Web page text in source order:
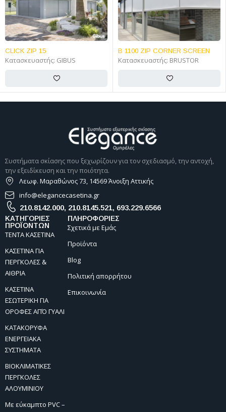
CLICK ZIP 15
Κατασκευαστής:GIBUS
B 1100 ZIP CORNER SCREEN
Κατασκευαστής:BRUSTOR
Συστήματα σκίασης που ξεχωρίζουν για τον σχεδιασμό, την αντοχή,
την εξειδίκευση και την ποιότητα.
ΚΑΤΗΓΟΡΙΕΣ
ΠΡΟΪΟΝΤΩΝ
ΤΕΝΤΑ ΚΑΣΕΤΙΝΑ
ΚΑΣΕΤΙΝΑ ΓΙΑ
ΠΕΡΓΚΟΛΕΣ &
ΑΙΘΡΙΑ
ΚΑΣΕΤΙΝΑ
ΕΣΩΤΕΡΙΚΗ ΓΙΑ
ΟΡΟΦΕΣ ΑΠΌ ΓΥΑΛΙ
ΚΑΤΑΚΟΡΥΦΑ
ΕΝΕΡΓΕΙΑΚΑ
ΣΥΣΤΗΜΑΤΑ
ΒΙΟΚΛΙΜΑΤΙΚΕΣ
ΠΕΡΓΚΟΛΕΣ
ΑΛΟΥΜΙΝΙΟΥ
Με εύκαμπτο PVC –
ΠΛΗΡΟΦΟΡΙΕΣ
Σχετικά με Εμάς
Προϊόντα
Blog
Πολιτική απορρήτου
Επικοινωνία
Λεωφ. Μαραθώνος 73, 14569 Άνοιξη Αττικής
info@elegancecasetina.gr
210.8142.000, 210.8145.521, 693.229.6566